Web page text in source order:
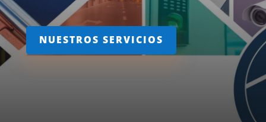
NUESTROS SERVICIOS